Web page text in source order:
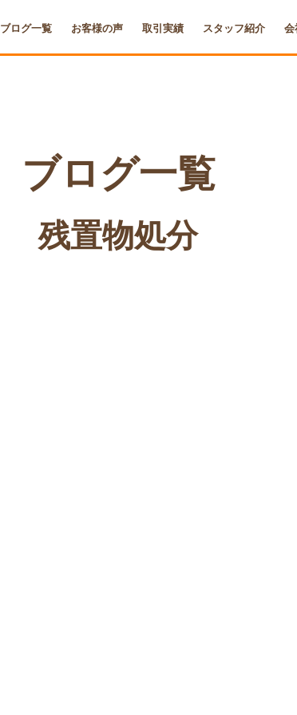
ブログ一覧 お客様の声 取引実績 スタッフ紹介 会
ブログ一覧
残置物処分